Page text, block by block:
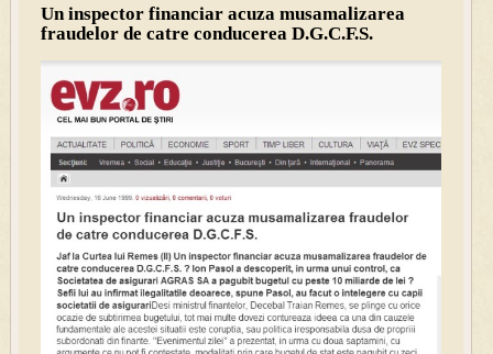
Un inspector financiar acuza musamalizarea
fraudelor de catre conducerea D.G.C.F.S.